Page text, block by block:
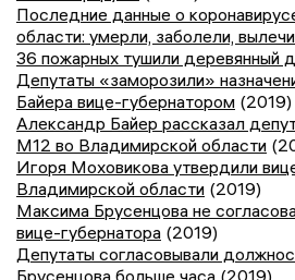
Последние данные о
области: умерли, заболели,
36 пожарных тушили деревянный
Депутаты «заморозили»
Байера вице-губернатором (2019)
Александр Байер рассказал
М12 во Владимирской области
Игоря Моховикова утвердили
Владимирской области (2019)
Максима Брусенцова не
вице-губернатора (2019)
Депутаты согласовывали